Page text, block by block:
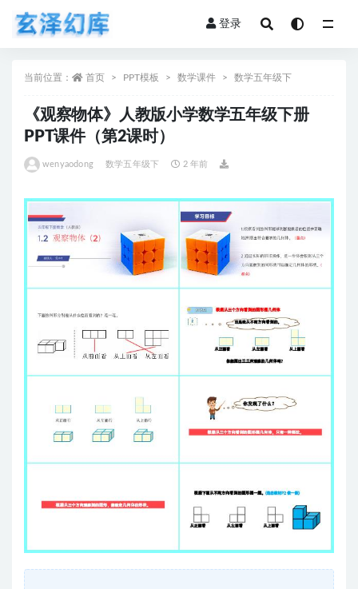
登录
当前位置： 首页 PPT模板 数学课件 数学五年级下
《观察物体》人教版小学数学五年级下册
PPT课件（第2课时）
wenyaodong 数学五年级下 2 年前